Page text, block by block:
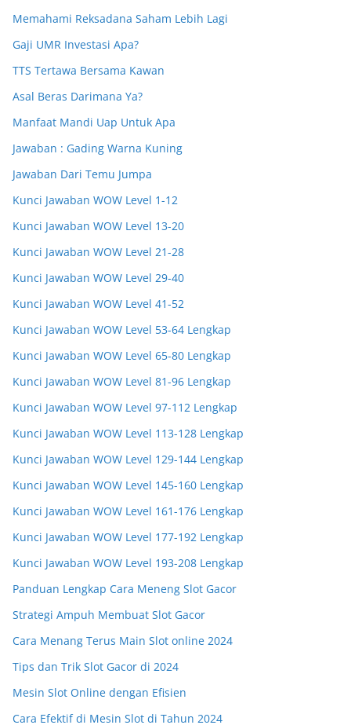
Memahami Reksadana Saham Lebih Lagi
Gaji UMR Investasi Apa?
TTS Tertawa Bersama Kawan
Asal Beras Darimana Ya?
Manfaat Mandi Uap Untuk Apa
Jawaban : Gading Warna Kuning
Jawaban Dari Temu Jumpa
Kunci Jawaban WOW Level 1-12
Kunci Jawaban WOW Level 13-20
Kunci Jawaban WOW Level 21-28
Kunci Jawaban WOW Level 29-40
Kunci Jawaban WOW Level 41-52
Kunci Jawaban WOW Level 53-64 Lengkap
Kunci Jawaban WOW Level 65-80 Lengkap
Kunci Jawaban WOW Level 81-96 Lengkap
Kunci Jawaban WOW Level 97-112 Lengkap
Kunci Jawaban WOW Level 113-128 Lengkap
Kunci Jawaban WOW Level 129-144 Lengkap
Kunci Jawaban WOW Level 145-160 Lengkap
Kunci Jawaban WOW Level 161-176 Lengkap
Kunci Jawaban WOW Level 177-192 Lengkap
Kunci Jawaban WOW Level 193-208 Lengkap
Panduan Lengkap Cara Meneng Slot Gacor
Strategi Ampuh Membuat Slot Gacor
Cara Menang Terus Main Slot online 2024
Tips dan Trik Slot Gacor di 2024
Mesin Slot Online dengan Efisien
Cara Efektif di Mesin Slot di Tahun 2024